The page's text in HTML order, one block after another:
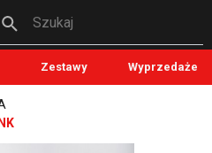
Szukaj
Zestawy Wyprzedaże